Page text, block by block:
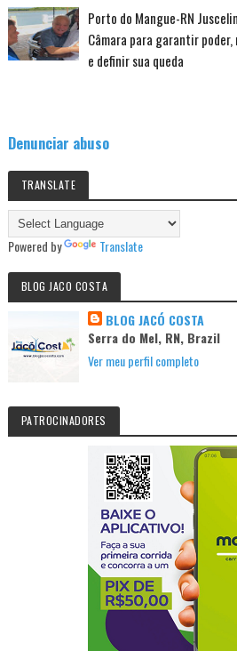
Porto do Mangue-RN
Câmara para garantir
e definir sua queda
Denunciar abuso
TRANSLATE
Powered by Translate
BLOG JACO COSTA
BLOG JACÓ COSTA
Serra do Mel, RN, Brazil
Ver meu perfil completo
PATROCINADORES